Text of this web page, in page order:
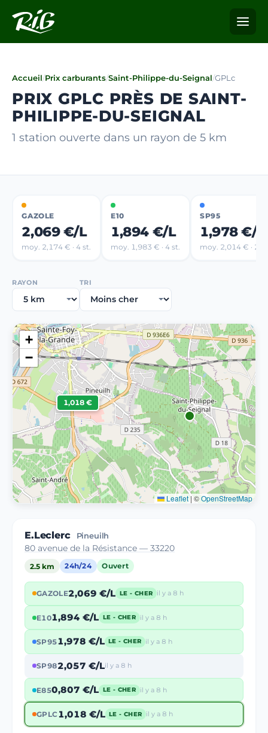
Accueil/Prix carburants/Saint-Philippe-du-Seignal/GPLc
PRIX GPLC PRÈS DE SAINT-
PHILIPPE-DU-SEIGNAL
1 station ouverte dans un rayon de 5 km
GAZOLE
2,069 €/L
moy. 2,174 € · 4 st.
E10
1,894 €/L
moy. 1,983 € · 4 st.
SP95
1,978 €/L
moy. 2,014 € · 2
RAYON TRI
1,018 €
+
−
Leaflet | ©OpenStreetMap
E.Leclerc Pineuilh
80 avenue de la Résistance — 33220
2.5 km 24h/24 Ouvert
GAZOLE2,069 €/L LE - CHER il y a 8 h
E101,894 €/L LE - CHER il y a 8 h
SP951,978 €/L LE - CHER il y a 8 h
SP982,057 €/Lil y a 8 h
E850,807 €/L LE - CHER il y a 8 h
GPLC1,018 €/L LE - CHER il y a 8 h